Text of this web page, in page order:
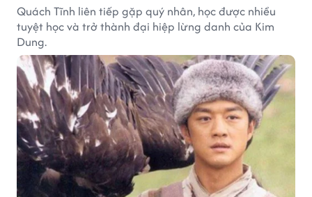
Quách Tĩnh liên tiếp gặp quý nhân, học được nhiều
tuyệt học và trở thành đại hiệp lừng danh của Kim
Dung.